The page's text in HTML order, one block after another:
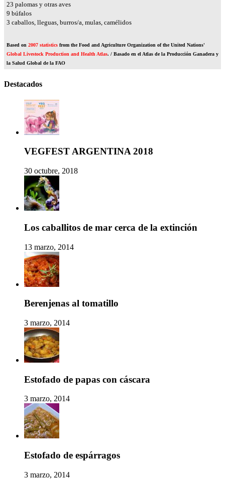
26 palomas y otras aves
10búfalos
4 caballos, lleguas, burros/a, mulas, camélidos
Based on 2007 statistics from the Food and Agriculture Organization of the United Nations'
Global Livestock Production and Health Atlas. / Basado en el Atlas de la Producción Ganadera y
la Salud Global de la FAO
Destacados
VEGFEST ARGENTINA 2018
30 octubre, 2018
Los caballitos de mar cerca de la extinción
13 marzo, 2014
Berenjenas al tomatillo
3 marzo, 2014
Estofado de papas con cáscara
3 marzo, 2014
Estofado de espárragos
3 marzo, 2014